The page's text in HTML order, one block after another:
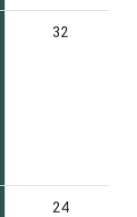
32
24